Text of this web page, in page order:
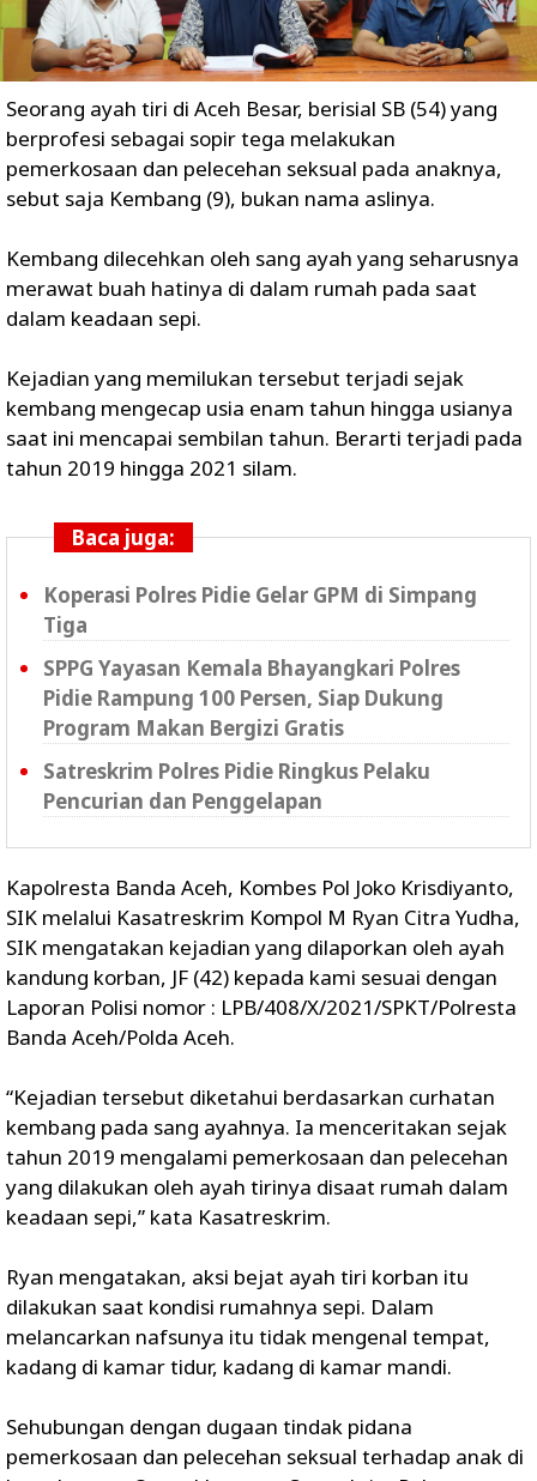
Seorang ayah tiri di Aceh Besar, berisial SB (54) yang
berprofesi sebagai sopir tega melakukan
pemerkosaan dan pelecehan seksual pada anaknya,
sebut saja Kembang (9), bukan nama aslinya.
Kembang dilecehkan oleh sang ayah yang seharusnya
merawat buah hatinya di dalam rumah pada saat
dalam keadaan sepi.
Kejadian yang memilukan tersebut terjadi sejak
kembang mengecap usia enam tahun hingga usianya
saat ini mencapai sembilan tahun. Berarti terjadi pada
tahun 2019 hingga 2021 silam.
Baca juga:
Koperasi Polres Pidie Gelar GPM di Simpang
Tiga
SPPG Yayasan Kemala Bhayangkari Polres
Pidie Rampung 100 Persen, Siap Dukung
Program Makan Bergizi Gratis
Satreskrim Polres Pidie Ringkus Pelaku
Pencurian dan Penggelapan
Kapolresta Banda Aceh, Kombes Pol Joko Krisdiyanto,
SIK melalui Kasatreskrim Kompol M Ryan Citra Yudha,
SIK mengatakan kejadian yang dilaporkan oleh ayah
kandung korban, JF (42) kepada kami sesuai dengan
Laporan Polisi nomor : LPB/408/X/2021/SPKT/Polresta
Banda Aceh/Polda Aceh.
“Kejadian tersebut diketahui berdasarkan curhatan
kembang pada sang ayahnya. Ia menceritakan sejak
tahun 2019 mengalami pemerkosaan dan pelecehan
yang dilakukan oleh ayah tirinya disaat rumah dalam
keadaan sepi,” kata Kasatreskrim.
Ryan mengatakan, aksi bejat ayah tiri korban itu
dilakukan saat kondisi rumahnya sepi. Dalam
melancarkan nafsunya itu tidak mengenal tempat,
kadang di kamar tidur, kadang di kamar mandi.
Sehubungan dengan dugaan tindak pidana
pemerkosaan dan pelecehan seksual terhadap anak di